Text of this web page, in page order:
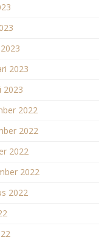
2023
2023
2022
2022
2022
2022
2022